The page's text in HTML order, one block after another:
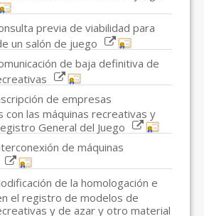
previa de viabilidad para
un salón de juego
de baja definitiva de
de empresas
con las máquinas recreativas y
General del Juego
de máquinas
de la homologación e
el registro de modelos de
y de azar y otro material